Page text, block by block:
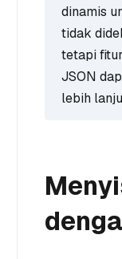
dinamis
tidak
tetapi
JSON
lebih